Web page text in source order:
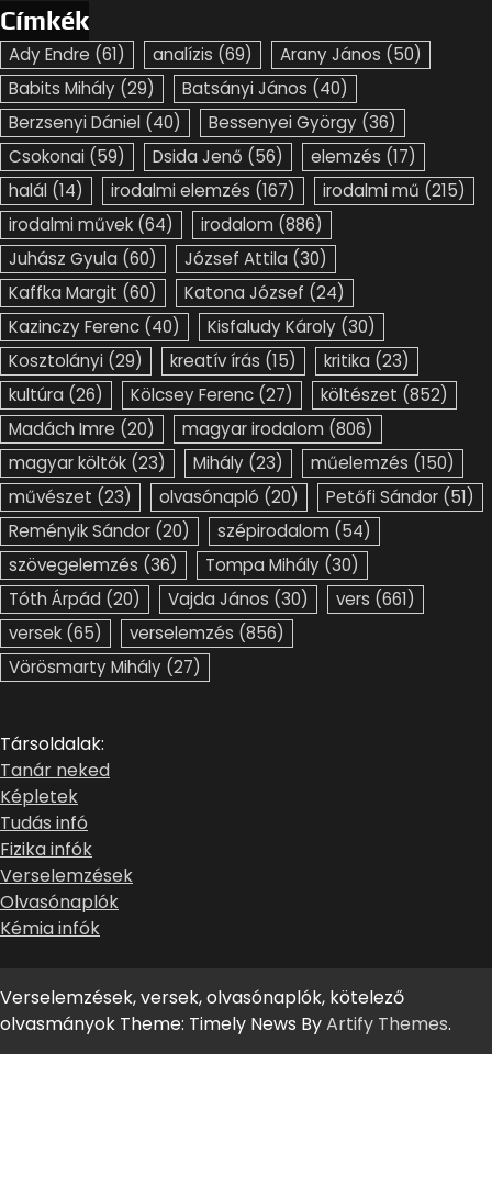
Címkék
Ady Endre (61) analízis (69) Arany János (50)
Babits Mihály (29) Batsányi János (40)
Berzsenyi Dániel (40) Bessenyei György (36)
Csokonai (59) Dsida Jenő (56) elemzés (17)
halál (14) irodalmi elemzés (167) irodalmi mű (215)
irodalmi művek (64) irodalom (886)
Juhász Gyula (60) József Attila (30)
Kaffka Margit (60) Katona József (24)
Kazinczy Ferenc (40) Kisfaludy Károly (30)
Kosztolányi (29) kreatív írás (15) kritika (23)
kultúra (26) Kölcsey Ferenc (27) költészet (852)
Madách Imre (20) magyar irodalom (806)
magyar költők (23) Mihály (23) műelemzés (150)
művészet (23) olvasónapló (20) Petőfi Sándor (51)
Reményik Sándor (20) szépirodalom (54)
szövegelemzés (36) Tompa Mihály (30)
Tóth Árpád (20) Vajda János (30) vers (661)
versek (65) verselemzés (856)
Vörösmarty Mihály (27)
Társoldalak:
Tanár neked
Képletek
Tudás infó
Fizika infók
Verselemzések
Olvasónaplók
Kémia infók
Verselemzések, versek, olvasónaplók, kötelező
olvasmányok Theme: Timely News ByArtify Themes.